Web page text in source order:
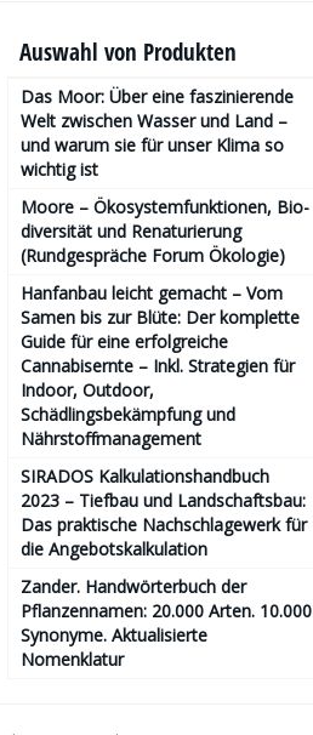
Auswahl von Produkten
Das Moor: Über eine faszinierende
Welt zwischen Wasser und Land –
und warum sie für unser Klima so
wichtig ist
Moore – Ökosystemfunktionen, Bio­
diversität und Renaturierung
(Rundgespräche Forum Ökologie)
Hanfanbau leicht gemacht – Vom
Samen bis zur Blüte: Der komplette
Guide für eine erfolgreiche
Cannabisernte – Inkl. Strategien für
Indoor, Outdoor,
Schädlingsbekämpfung und
Nährstoffmanagement
SIRADOS Kalkulationshandbuch
2023 – Tiefbau und Landschaftsbau:
Das praktische Nachschlagewerk für
die Angebotskalkulation
Zander. Handwörterbuch der
Pflanzennamen: 20.000 Arten. 10.000
Synonyme. Aktualisierte
Nomenklatur